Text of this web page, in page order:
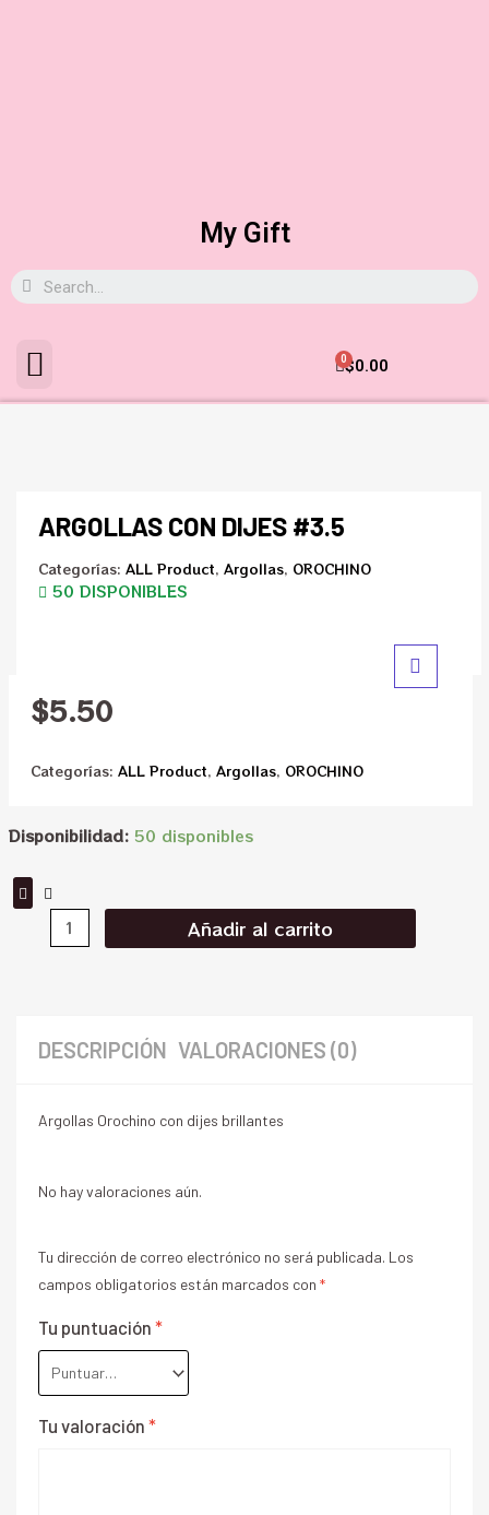
My Gift
$0.00
0
ARGOLLAS CON DIJES #3.5
Categorías: ALL Product, Argollas, OROCHINO
50 DISPONIBLES
$5.50
Categorías: ALL Product, Argollas, OROCHINO
Disponibilidad: 50 disponibles
Añadir al carrito
DESCRIPCIÓN VALORACIONES (0)
Argollas Orochino con dijes brillantes
No hay valoraciones aún.
Tu dirección de correo electrónico no será publicada. Los
campos obligatorios están marcados con *
Tu puntuación *
Tu valoración *